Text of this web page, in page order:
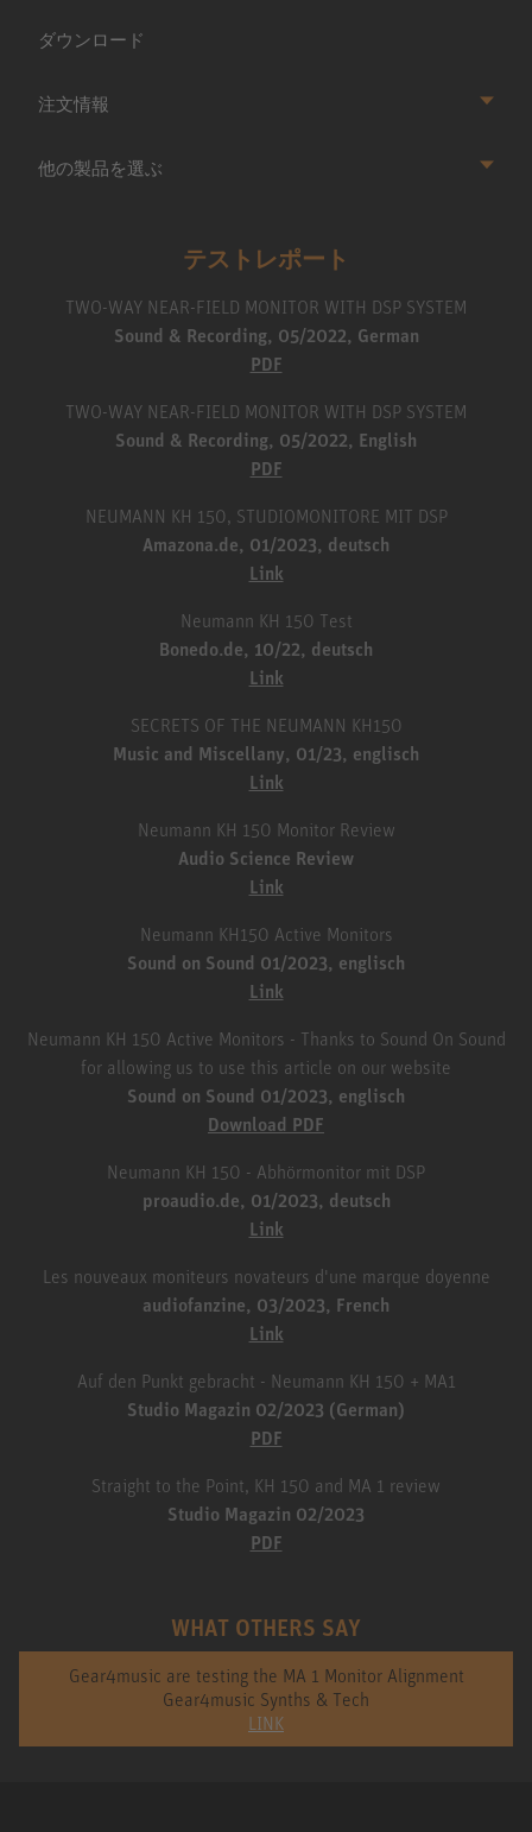
ダウンロード
注文情報
他の製品を選ぶ
テストレポート
TWO-WAY NEAR-FIELD MONITOR WITH DSP SYSTEM
Sound & Recording, 05/2022, German
PDF
TWO-WAY NEAR-FIELD MONITOR WITH DSP SYSTEM
Sound & Recording, 05/2022, English
PDF
NEUMANN KH 150, STUDIOMONITORE MIT DSP
Amazona.de, 01/2023, deutsch
Link
Neumann KH 150 Test
Bonedo.de, 10/22, deutsch
Link
SECRETS OF THE NEUMANN KH150
Music and Miscellany, 01/23, englisch
Link
Neumann KH 150 Monitor Review
Audio Science Review
Link
Neumann KH150 Active Monitors
Sound on Sound 01/2023, englisch
Link
Neumann KH 150 Active Monitors - Thanks to Sound On Sound
for allowing us to use this article on our website
Sound on Sound 01/2023, englisch
Download PDF
Neumann KH 150 - Abhörmonitor mit DSP
proaudio.de, 01/2023, deutsch
Link
Les nouveaux moniteurs novateurs d'une marque doyenne
audiofanzine, 03/2023, French
Link
Auf den Punkt gebracht - Neumann KH 150 + MA1
Studio Magazin 02/2023 (German)
PDF
Straight to the Point, KH 150 and MA 1 review
Studio Magazin 02/2023
PDF
WHAT OTHERS SAY
Gear4music are testing the MA 1 Monitor Alignment
Gear4music Synths & Tech
LINK